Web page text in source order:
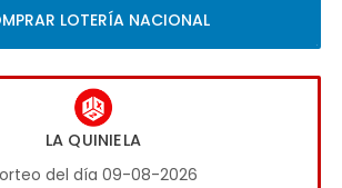
LOTERÍA NACIONAL
LA QUINIELA
del día 09-08-2026